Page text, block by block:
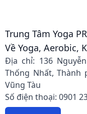
Trung Tâm Yoga
Về Yoga, Aerobic,
Địa chỉ: 136
Thống Nhất, Thành
Vũng Tàu
Số điện thoại: 0901